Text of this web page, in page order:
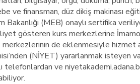
ve finansman, düz dikiş makinası
(MEB) onaylı sertifika
gösteren kurs merkezlerine
merkezlerinin de eklenmesiyle hizmet
(NİYET) yararlanmak isteyen
ve